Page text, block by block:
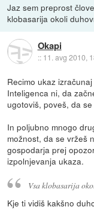
Jaz sem preprost
klobasarija okoli
Okapi
:: 11. avg 2010,
Recimo ukaz
Inteligenca ni, da
ugotoviš, poveš, da
In poljubno mnogo
možnost, da se vržeš
gospodarja prej
izpolnjevanja ukaza.
Vsa klobasarija
Kje ti vidiš kakšno